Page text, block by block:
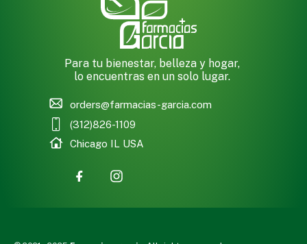
Para tu bienestar, belleza y hogar,
lo encuentras en un solo lugar.
orders@farmacias-garcia.com
(312)826-1109
Chicago IL USA